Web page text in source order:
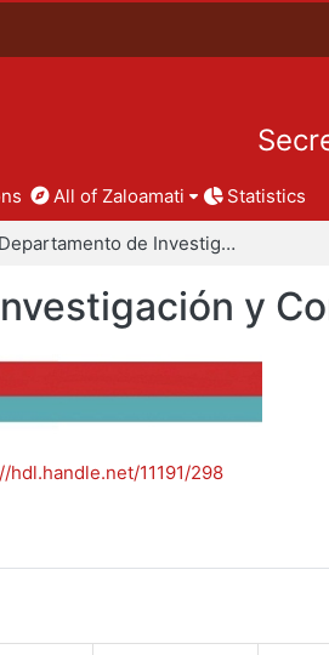
All of Zaloamati Statistics
Departamento de Investigación y Conocimiento para el Diseño
y
hdl.handle.net/11191/298